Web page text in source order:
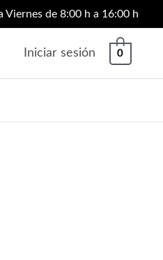
Viernes de 8:00 h a 16:00 h
Iniciar sesión 0